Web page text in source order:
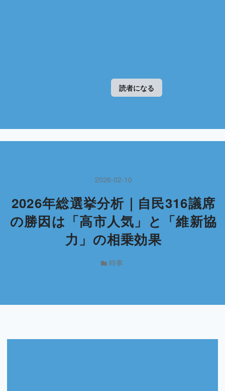
読者になる
2026-02-10
2026年総選挙分析｜自民316議席
の勝因は「高市人気」と「維新協
力」の相乗効果
時事